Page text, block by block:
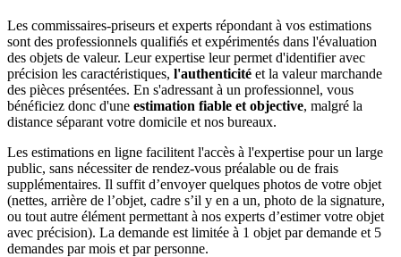
Les commissaires-priseurs et experts répondant à vos estimations
sont des professionnels qualifiés et expérimentés dans l'évaluation
des objets de valeur. Leur expertise leur permet d'identifier avec
précision les caractéristiques, l'authenticité et la valeur marchande
des pièces présentées. En s'adressant à un professionnel, vous
bénéficiez donc d'une estimation fiable et objective, malgré la
distance séparant votre domicile et nos bureaux.
Les estimations en ligne facilitent l'accès à l'expertise pour un large
public, sans nécessiter de rendez-vous préalable ou de frais
supplémentaires. Il suffit d’envoyer quelques photos de votre objet
(nettes, arrière de l’objet, cadre s’il y en a un, photo de la signature,
ou tout autre élément permettant à nos experts d’estimer votre objet
avec précision). La demande est limitée à 1 objet par demande et 5
demandes par mois et par personne.